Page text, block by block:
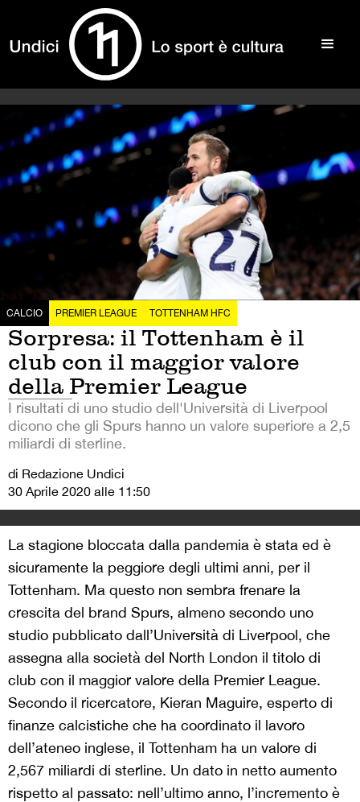
CALCIO PREMIER LEAGUE TOTTENHAM HFC
Sorpresa: il Tottenham è il
club con il maggior valore
della Premier League
I risultati di uno studio dell'Università di Liverpool
dicono che gli Spurs hanno un valore superiore a 2,5
miliardi di sterline.
di Redazione Undici
30 Aprile 2020 alle 11:50
La stagione bloccata dalla pandemia è stata ed è
sicuramente la peggiore degli ultimi anni, per il
Tottenham. Ma questo non sembra frenare la
crescita del brand Spurs, almeno secondo uno
studio pubblicato dall’Università di Liverpool, che
assegna alla società del North London il titolo di
club con il maggior valore della Premier League.
Secondo il ricercatore, Kieran Maguire, esperto di
finanze calcistiche che ha coordinato il lavoro
dell’ateneo inglese, il Tottenham ha un valore di
2,567 miliardi di sterline. Un dato in netto aumento
rispetto al passato: nell’ultimo anno, l’incremento è